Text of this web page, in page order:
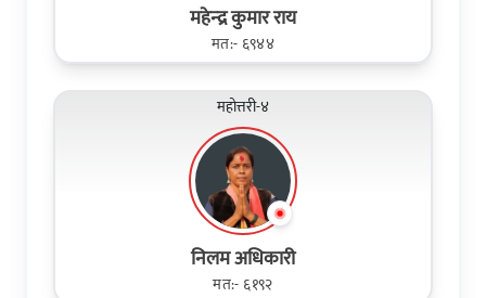
महेन्‍द्र कुमार राय
मत:- ६९४४
महोत्तरी-४
निलम अधिकारी
मत:- ६१९२